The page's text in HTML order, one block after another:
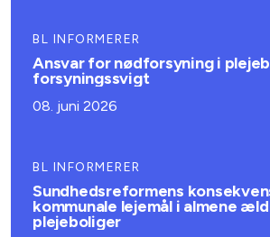
BL INFORMERER
Ansvar for nødforsyning i
forsyningssvigt
08. juni 2026
BL INFORMERER
Sundhedsreformens
kommunale lejemål i almene
plejeboliger